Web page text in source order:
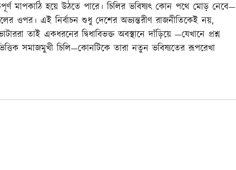
মাপকাঠি হয়ে উঠতে পারে। চিলির ভবিষ্যৎ কোন পথে মোড় নেবে—
ওপর। এই নির্বাচন শুধু দেশের অভ্যন্তরীণ রাজনীতিকেই নয়,
তাই একধরনের দ্বিধাবিভক্ত অবস্থানে দাঁড়িয়ে —যেখানে প্রশ্ন
সমাজমুখী চিলি—কোনটিকে তারা নতুন ভবিষ্যতের রূপরেখা